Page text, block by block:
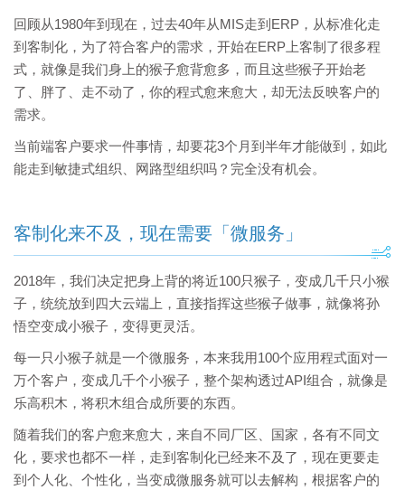
回顾从1980年到现在，过去40年从MIS走到ERP，从标准化走
到客制化，为了符合客户的需求，开始在ERP上客制了很多程
式，就像是我们身上的猴子愈背愈多，而且这些猴子开始老
了、胖了、走不动了，你的程式愈来愈大，却无法反映客户的
需求。
当前端客户要求一件事情，却要花3个月到半年才能做到，如此
能走到敏捷式组织、网路型组织吗？完全没有机会。
客制化来不及，现在需要「微服务」
2018年，我们决定把身上背的将近100只猴子，变成几千只小猴
子，统统放到四大云端上，直接指挥这些猴子做事，就像将孙
悟空变成小猴子，变得更灵活。
每一只小猴子就是一个微服务，本来我用100个应用程式面对一
万个客户，变成几千个小猴子，整个架构透过API组合，就像是
乐高积木，将积木组合成所要的东西。
随着我们的客户愈来愈大，来自不同厂区、国家，各有不同文
化，要求也都不一样，走到客制化已经来不及了，现在更要走
到个人化、个性化，当变成微服务就可以去解构，根据客户的